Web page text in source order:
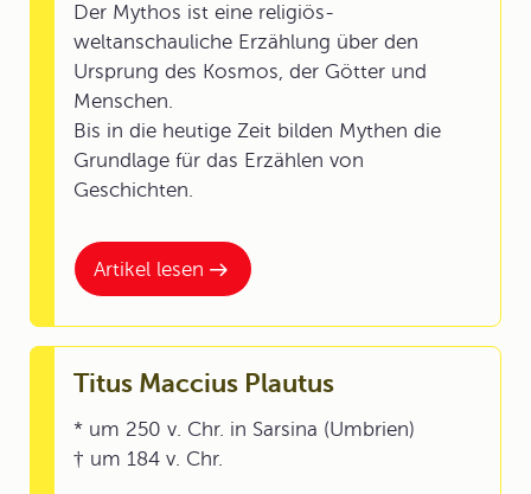
Artikel lesen
Der Mythos ist eine religiös-
weltanschauliche Erzählung über den
Ursprung des Kosmos, der Götter und
Menschen.
Bis in die heutige Zeit bilden Mythen die
Grundlage für das Erzählen von
Geschichten.
Titus Maccius Plautus
* um 250 v. Chr. in Sarsina (Umbrien)
† um 184 v. Chr.